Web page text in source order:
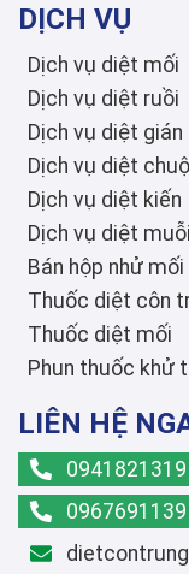
DỊCH VỤ
Dịch vụ diệt mối
Dịch vụ diệt ruồi
Dịch vụ diệt gián
Dịch vụ diệt
Dịch vụ diệt kiến
Dịch vụ diệt muỗi
Bán hộp nhử mối
Thuốc diệt côn
Thuốc diệt mối
Phun thuốc khử
LIÊN HỆ
0941821319
0967691139